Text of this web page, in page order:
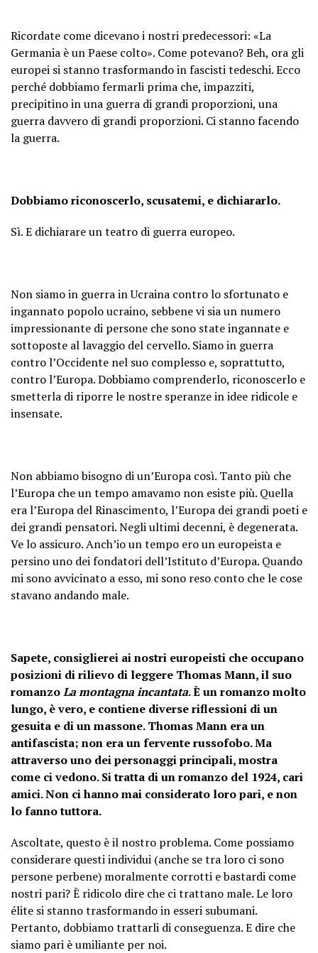
Ricordate come dicevano i nostri predecessori: «La
Germania è un Paese colto». Come potevano? Beh, ora gli
europei si stanno trasformando in fascisti tedeschi. Ecco
perché dobbiamo fermarli prima che, impazziti,
precipitino in una guerra di grandi proporzioni, una
guerra davvero di grandi proporzioni. Ci stanno facendo
la guerra.
Dobbiamo riconoscerlo, scusatemi, e dichiararlo.
Sì. E dichiarare un teatro di guerra europeo.
Non siamo in guerra in Ucraina contro lo sfortunato e
ingannato popolo ucraino, sebbene vi sia un numero
impressionante di persone che sono state ingannate e
sottoposte al lavaggio del cervello. Siamo in guerra
contro l’Occidente nel suo complesso e, soprattutto,
contro l’Europa. Dobbiamo comprenderlo, riconoscerlo e
smetterla di riporre le nostre speranze in idee ridicole e
insensate.
Non abbiamo bisogno di un’Europa così. Tanto più che
l’Europa che un tempo amavamo non esiste più. Quella
era l’Europa del Rinascimento, l’Europa dei grandi poeti e
dei grandi pensatori. Negli ultimi decenni, è degenerata.
Ve lo assicuro. Anch’io un tempo ero un europeista e
persino uno dei fondatori dell’Istituto d’Europa. Quando
mi sono avvicinato a esso, mi sono reso conto che le cose
stavano andando male.
Sapete, consiglierei ai nostri europeisti che occupano
posizioni di rilievo di leggere Thomas Mann, il suo
romanzoLa montagna incantata. È un romanzo molto
lungo, è vero, e contiene diverse riflessioni di un
gesuita e di un massone. Thomas Mann era un
antifascista; non era un fervente russofobo. Ma
attraverso uno dei personaggi principali, mostra
come ci vedono. Si tratta di un romanzo del 1924, cari
amici. Non ci hanno mai considerato loro pari, e non
lo fanno tuttora.
Ascoltate, questo è il nostro problema. Come possiamo
considerare questi individui (anche se tra loro ci sono
persone perbene) moralmente corrotti e bastardi come
nostri pari? È ridicolo dire che ci trattano male. Le loro
élite si stanno trasformando in esseri subumani.
Pertanto, dobbiamo trattarli di conseguenza. E dire che
siamo pari è umiliante per noi.